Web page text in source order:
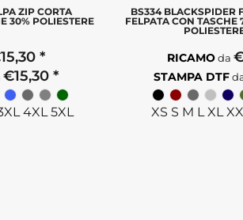
ZIP CORTA
30% POLIESTERE
*
€15,30*
4XL 5XL
BS334 BLACKSPIDER
FELPATA CON TASCHE
RICAMO da
STAMPA DTF
XS S M L XL